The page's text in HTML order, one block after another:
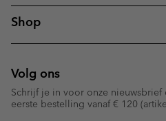
Shop
Volg ons
Schrijf je in voor onze
eerste bestelling vanaf € 120